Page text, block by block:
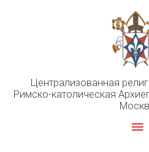
Централизованная
Римско-католическая